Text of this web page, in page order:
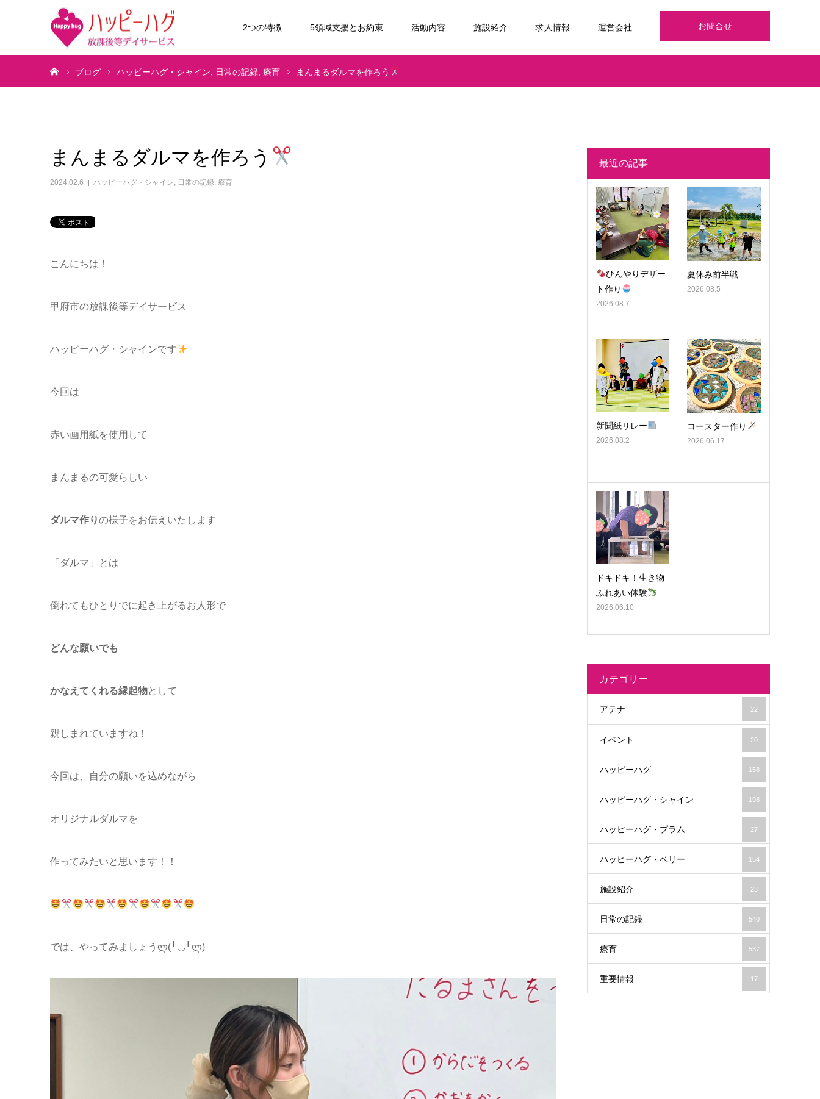
お問合せ
2つの特徴 5領域支援とお約束 活動内容 施設紹介 求人情報 運営会社
ブログ ハッピーハグ・シャイン 日常の記録 療育 まんまるダルマを作ろう
まんまるダルマを作ろう
2024.02.6 ハッピーハグ・シャイン, 日常の記録, 療育
こんにちは！
甲府市の放課後等デイサービス
ハッピーハグ・シャインです
今回は
赤い画用紙を使用して
まんまるの可愛らしい
ダルマ作りの様子をお伝えいたします
「ダルマ」とは
倒れてもひとりでに起き上がるお人形で
どんな願いでも
かなえてくれる縁起物として
親しまれていますね！
今回は、自分の願いを込めながら
オリジナルダルマを
作ってみたいと思います！！
では、やってみましょうლ(╹◡╹ლ)
最近の記事
ひんやりデザー
ト作り
2026.08.7
夏休み前半戦
2026.08.5
新聞紙リレー
2026.08.2
コースター作り
2026.06.17
ドキドキ！生き物
ふれあい体験
2026.06.10
カテゴリー
アテナ 22
イベント 20
ハッピーハグ 158
ハッピーハグ・シャイン 198
ハッピーハグ・プラム 27
ハッピーハグ・ベリー 154
施設紹介 23
日常の記録 540
療育 537
重要情報 17